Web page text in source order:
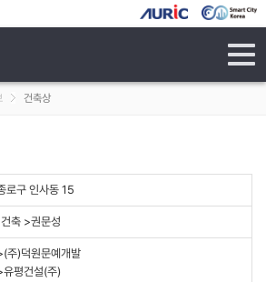
건축상
로구 인사동 15
축 >권문성
주)덕원문예개발
유평건설(주)